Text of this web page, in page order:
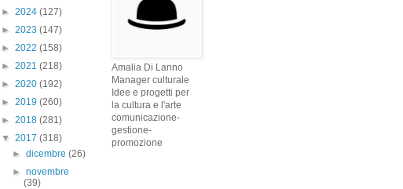
► 2024 (127)
► 2023 (147)
► 2022 (158)
► 2021 (218)
► 2020 (192)
► 2019 (260)
► 2018 (281)
▼ 2017 (318)
►dicembre(26)
►novembre
(39)
Amalia Di Lanno
Manager culturale
Idee e progetti per
la cultura e l'arte
comunicazione-
gestione-
promozione